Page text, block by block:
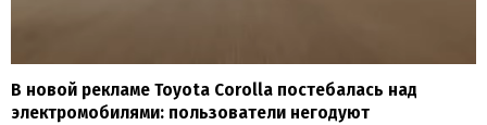
В новой рекламе Toyota Corolla постебалась над
электромобилями: пользователи негодуют